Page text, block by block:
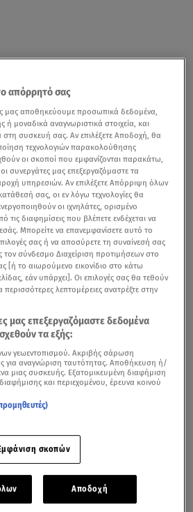
η Ευγενία Σαμαρά στοΠρωινό
απόρρητό σας
μας αποθηκεύουμε προσωπικά δεδομένα,
μοναδικά αναγνωριστικά στοιχεία, και
συσκευή σας. Αν επιλέξετε Αποδοχή, θα
τεχνολογιών παρακολούθησης
οι σκοποί που εμφανίζονται παρακάτω,
συνεργάτες μας επεξεργαζόμαστε τα
υπηρεσιών. Αν επιλέξετε Απόρριψη όλων
σας, οι εν λόγω τεχνολογίες θα
οι ιχνηλάτες, ορισμένο
τις διαφημίσεις που βλέπετε ενδέχεται να
εσάς. Μπορείτε να επανεμφανίσετε αυτό το
σας ή να αποσύρετε τη συναίνεσή σας
σύνδεσμο Διαχείριση προτιμήσεων στο
[ή το αιωρούμενο εικονίδιο στο κάτω
εάν υπάρχει]. Οι επιλογές σας θα τεθούν
περισσότερες λεπτομέρειες ανατρέξτε στην
μας επεξεργαζόμαστε δεδομένα
τα εξής:
γεωεντοπισμού. Ακριβής σάρωση
για αναγνώριση ταυτότητας. Αποθήκευση ή/
μιας συσκευής. Εξατομικευμένη διαφήμιση
και περιεχομένου, έρευνα κοινού
σκοπών
Αποδοχή